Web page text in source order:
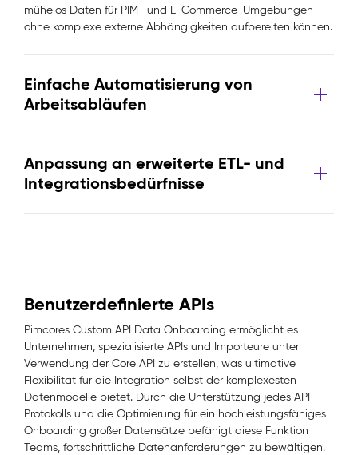
mühelos Daten für PIM- und E-Commerce-Umgebungen
ohne komplexe externe Abhängigkeiten aufbereiten können.
Einfache Automatisierung von
Arbeitsabläufen
Anpassung an erweiterte ETL- und
Integrationsbedürfnisse
Benutzerdefinierte APIs
Pimcores Custom API Data Onboarding ermöglicht es
Unternehmen, spezialisierte APIs und Importeure unter
Verwendung der Core API zu erstellen, was ultimative
Flexibilität für die Integration selbst der komplexesten
Datenmodelle bietet. Durch die Unterstützung jedes API-
Protokolls und die Optimierung für ein hochleistungsfähiges
Onboarding großer Datensätze befähigt diese Funktion
Teams, fortschrittliche Datenanforderungen zu bewältigen.